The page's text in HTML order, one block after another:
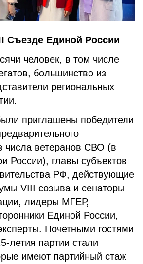
Съезде Единой России
человек, в том числе
большинство из
региональных
приглашены победители
числа ветеранов СВО (в
России), главы субъектов
РФ, действующие
VIII созыва и сенаторы
лидеры МГЕР,
Единой России,
Почетными гостями
летия партии стали
имеют партийный стаж